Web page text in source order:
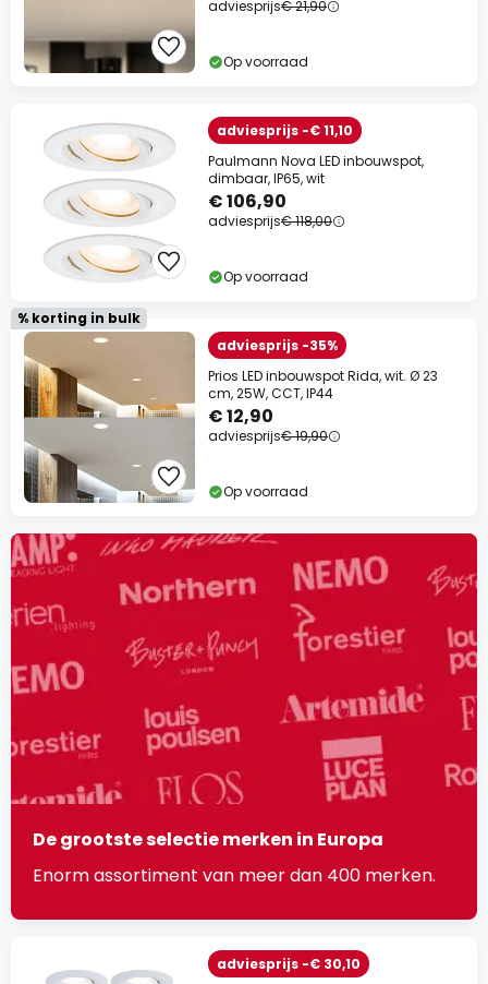
adviesprijs€ 21,90
Op voorraad
adviesprijs -€ 11,10
Paulmann Nova LED inbouwspot,
dimbaar, IP65, wit
€ 106,90
adviesprijs€ 118,00
Op voorraad
% korting in bulk
adviesprijs -35%
Prios LED inbouwspot Rida, wit. Ø 23
cm, 25W, CCT, IP44
€ 12,90
adviesprijs€ 19,90
Op voorraad
De grootste selectie merken in Europa
Enorm assortiment van meer dan 400 merken.
adviesprijs -€ 30,10